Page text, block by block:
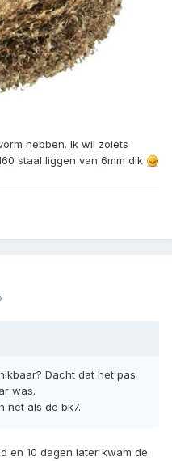
hebben. Ik wil zoiets
staal liggen van 6mm dik
Dacht dat het pas
was.
net als de bk7.
en 10 dagen later kwam de